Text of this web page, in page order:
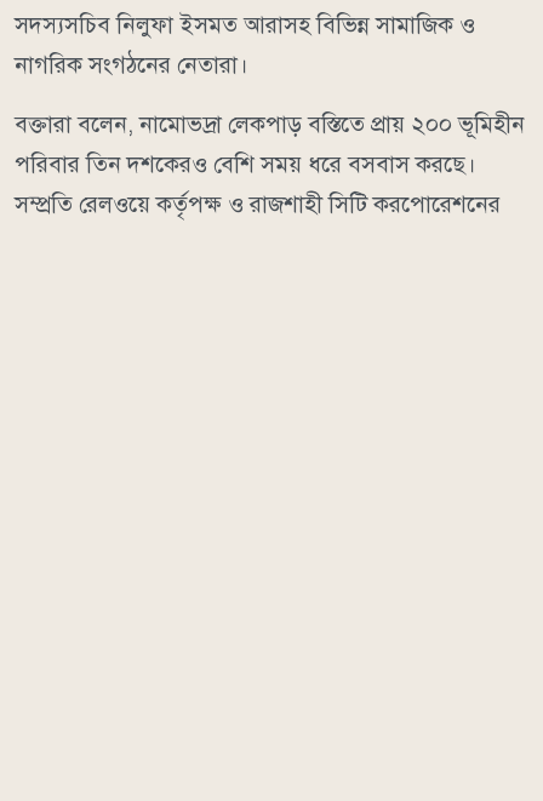
সদস্যসচিব নিলুফা ইসমত আরাসহ বিভিন্ন সামাজিক ও
নাগরিক সংগঠনের নেতারা।
বক্তারা বলেন, নামোভদ্রা লেকপাড় বস্তিতে প্রায় ২০০ ভূমিহীন
পরিবার তিন দশকেরও বেশি সময় ধরে বসবাস করছে।
সম্প্রতি রেলওয়ে কর্তৃপক্ষ ও রাজশাহী সিটি করপোরেশনের